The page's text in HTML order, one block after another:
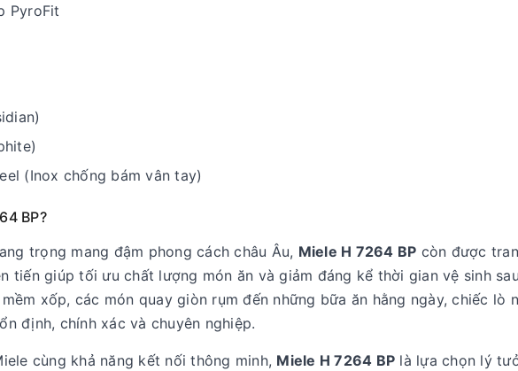
PyroFit
(Inox chống bám vân tay)
BP?
trọng mang đậm phong cách châu Âu, Miele H 7264 BP còn được
tiến giúp tối ưu chất lượng món ăn và giảm đáng kể thời gian vệ sinh
xốp, các món quay giòn rụm đến những bữa ăn hằng ngày, chiếc lò
định, chính xác và chuyên nghiệp.
cùng khả năng kết nối thông minh, Miele H 7264 BP là lựa chọn lý